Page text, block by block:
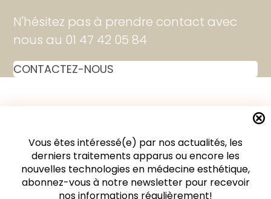
Vous êtes intéressé(e) par nos actualités, les
derniers traitements apparus ou encore les
nouvelles technologies en médecine esthétique,
abonnez-vous à notre newsletter pour recevoir
nos informations régulièrement!
N'hésitez pas à prendre contact avec
nous au 01 47 42 05 84
CONTACTEZ-NOUS
Centre Médical Esthétique - 1er Etage
Parking Madeleine à proximité